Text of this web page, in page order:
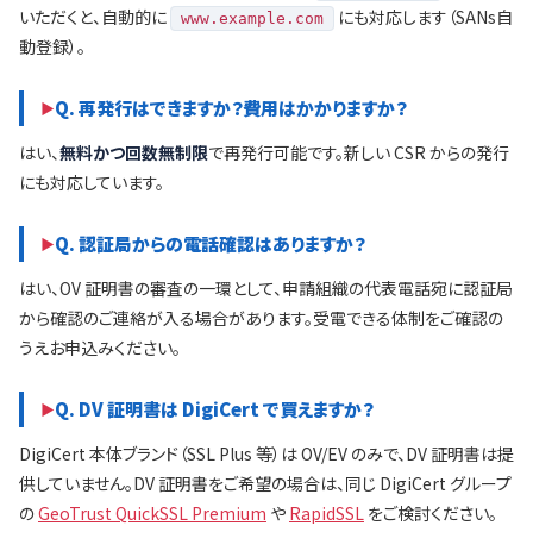
いただくと、自動的に
www.example.com
にも対応します（SANs自
動登録）。
Q. 再発行はできますか？費用はかかりますか？
はい、無料かつ回数無制限で再発行可能です。新しい CSR からの発行
にも対応しています。
Q. 認証局からの電話確認はありますか？
はい、OV 証明書の審査の一環として、申請組織の代表電話宛に認証局
から確認のご連絡が入る場合があります。受電できる体制をご確認の
うえお申込みください。
Q. DV 証明書は DigiCert で買えますか？
DigiCert 本体ブランド（SSL Plus 等）は OV/EV のみで、DV 証明書は提
供していません。DV 証明書をご希望の場合は、同じ DigiCert グループ
のGeoTrust QuickSSL Premium や RapidSSL をご検討ください。